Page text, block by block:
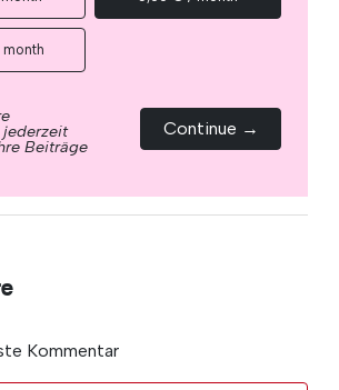
jederzeit
Beiträge
Continue →
Kommentar